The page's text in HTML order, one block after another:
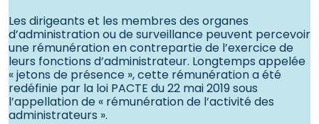
Les dirigeants et les membres des organes
d’administration ou de surveillance peuvent percevoir
une rémunération en contrepartie de l’exercice de
leurs fonctions d’administrateur. Longtemps appelée
« jetons de présence », cette rémunération a été
redéfinie par la loi PACTE du 22 mai 2019 sous
l’appellation de « rémunération de l’activité des
administrateurs ».